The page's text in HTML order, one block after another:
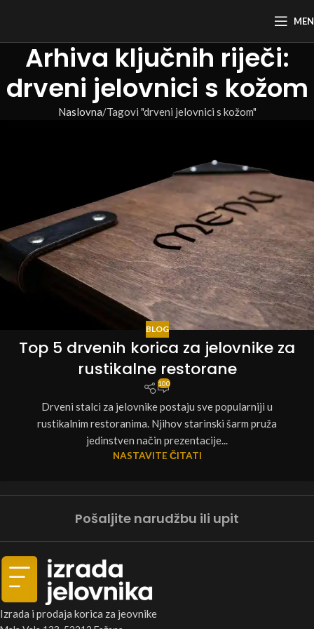
Arhiva ključnih riječi:
drveni jelovnici s kožom
Naslovna Tagovi "drveni jelovnici s kožom"
BLOG
Top 5 drvenih korica za jelovnike za
rustikalne restorane
100
Drveni stalci za jelovnike postaju sve popularniji u
rustikalnim restoranima. Njihov starinski šarm pruža
jedinstven način prezentacije...
NASTAVITE ČITATI
Pošaljite narudžbu ili upit
Izrada i prodaja korica za jeovnike